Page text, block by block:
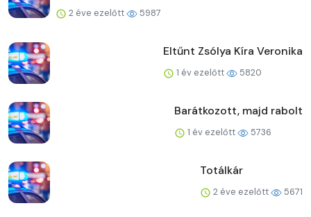
2 éve ezelőtt 5987
Eltűnt Zsólya Kíra Veronika
1 év ezelőtt 5820
Barátkozott, majd rabolt
1 év ezelőtt 5736
Totálkár
2 éve ezelőtt 5671